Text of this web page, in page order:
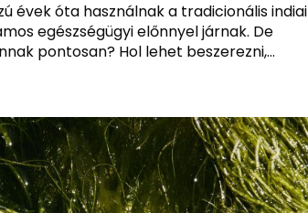
évek óta használnak a tradicionális indiai
egészségügyi előnnyel járnak. De
pontosan? Hol lehet beszerezni,...